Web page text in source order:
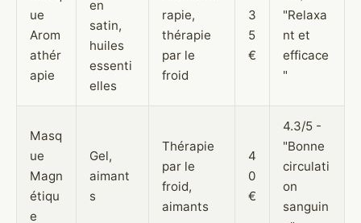
ue
Arom
athér
apie
en
satin,
huiles
essenti
elles
rapie,
thérapie
par le
froid
3
5
€
"Relaxa
nt et
efficace
"
Masq
ue
Magn
étiqu
e
Gel,
aimant
s
Thérapie
par le
froid,
aimants
4
0
€
4.3/5 -
"Bonne
circulati
on
sanguin